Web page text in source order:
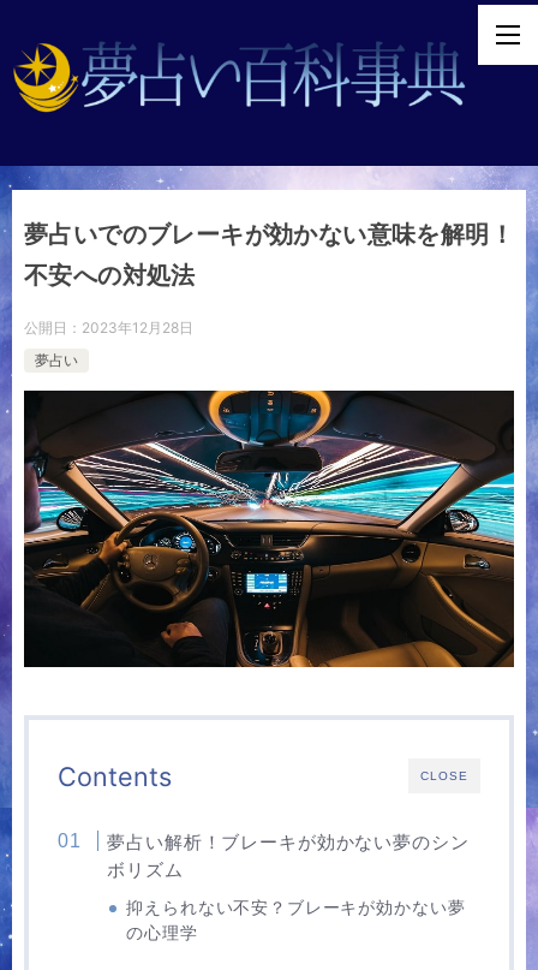
夢占いでのブレーキが効かない意味を解明！
不安への対処法
公開日： 2023年12月28日
夢占い
CLOSE
Contents
夢占い解析！ブレーキが効かない夢のシン
ボリズム
抑えられない不安？ブレーキが効かない夢
の心理学